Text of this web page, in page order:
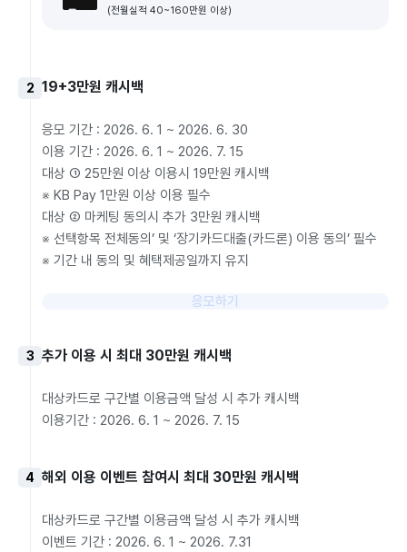
(전월실적 40~160만원 이상)
2 19+3만원 캐시백
응모 기간 : 2026. 6. 1 ~ 2026. 6. 30
이용 기간 : 2026. 6. 1 ~ 2026. 7. 15
대상 ① 25만원 이상 이용시 19만원 캐시백
※ KB Pay 1만원 이상 이용 필수
대상 ② 마케팅 동의시 추가 3만원 캐시백
※ 선택항목 전체동의’ 및 ‘장기카드대출(카드론) 이용 동의’ 필수
※ 기간 내 동의 및 혜택제공일까지 유지
응모하기
3 추가 이용 시 최대 30만원 캐시백
대상카드로 구간별 이용금액 달성 시 추가 캐시백
이용기간 : 2026. 6. 1 ~ 2026. 7. 15
4 해외 이용 이벤트 참여시 최대 30만원 캐시백
대상카드로 구간별 이용금액 달성 시 추가 캐시백
이벤트 기간 : 2026. 6. 1 ~ 2026. 7.31